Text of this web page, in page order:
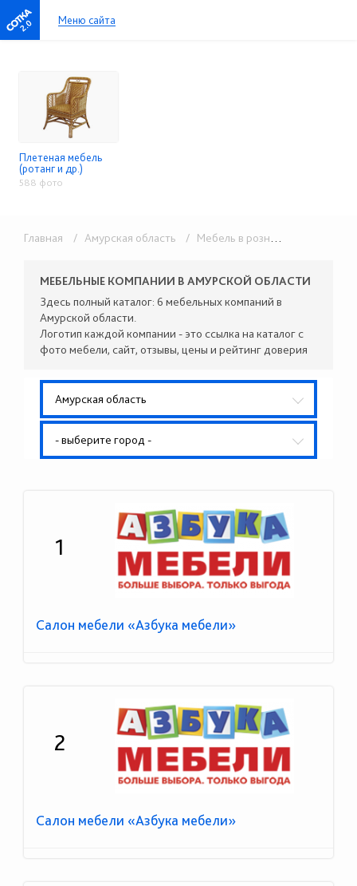
2.0 Меню сайта
Плетеная мебель
(ротанг и др.)
588 фото
Главная / Амурская область / Мебель в розницу
МЕБЕЛЬНЫЕ КОМПАНИИ В АМУРСКОЙ ОБЛАСТИ
Здесь полный каталог: 6 мебельных компаний в
Амурской области.
Логотип каждой компании - это ссылка на каталог с
фото мебели, сайт, отзывы, цены и рейтинг доверия
Амурская область
- выберите город -
1
Салон мебели «Азбука мебели»
2
Салон мебели «Азбука мебели»